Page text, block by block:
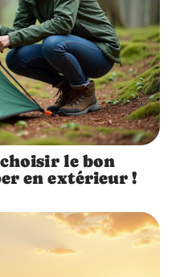
le bon
en extérieur !